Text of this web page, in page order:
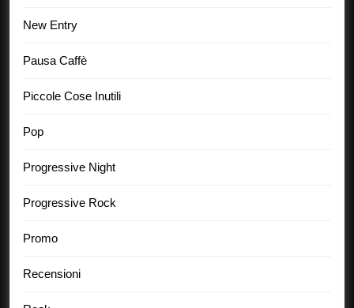
New Entry
Pausa Caffè
Piccole Cose Inutili
Pop
Progressive Night
Progressive Rock
Promo
Recensioni